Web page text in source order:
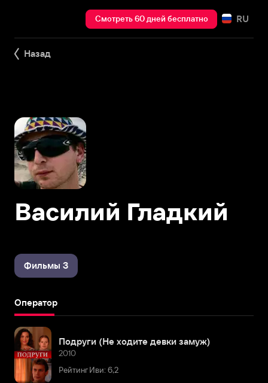
Смотреть 60 дней бесплатно RU
Назад
Василий Гладкий
Фильмы 3
Оператор
Подруги (Не ходите девки замуж)
2010
Рейтинг Иви: 6,2